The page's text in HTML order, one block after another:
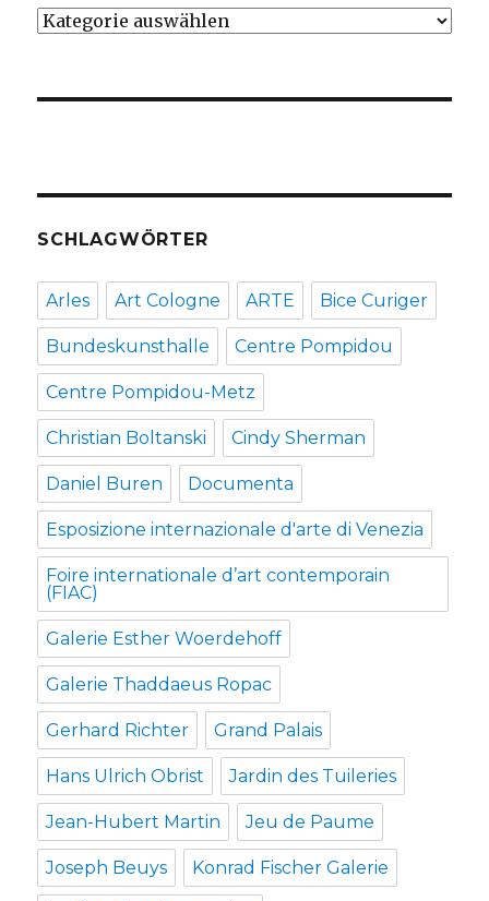
Kategorien
SCHLAGWÖRTER
Arles Art Cologne ARTE Bice Curiger
Bundeskunsthalle Centre Pompidou
Centre Pompidou-Metz
Christian Boltanski Cindy Sherman
Daniel Buren Documenta
Esposizione internazionale d'arte di Venezia
Foire internationale d’art contemporain
(FIAC)
Galerie Esther Woerdehoff
Galerie Thaddaeus Ropac
Gerhard Richter Grand Palais
Hans Ulrich Obrist Jardin des Tuileries
Jean-Hubert Martin Jeu de Paume
Joseph Beuys Konrad Fischer Galerie